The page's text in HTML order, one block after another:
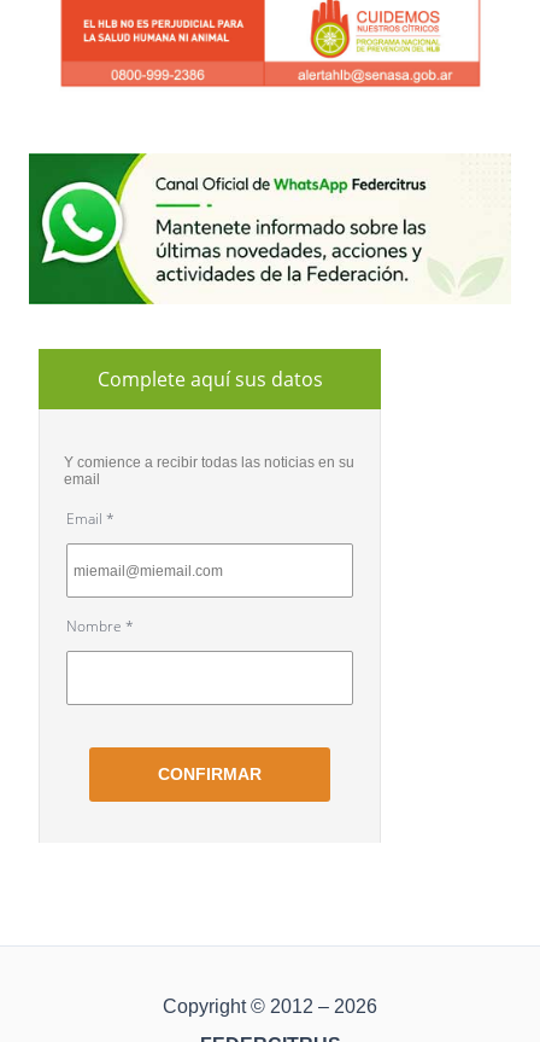
Copyright © 2012 – 2026